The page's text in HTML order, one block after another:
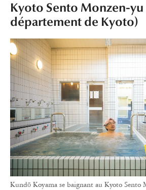
Kyoto Sento Monzen-
département de Kyoto)
Kundō Koyama se baignant au Kyoto Sento